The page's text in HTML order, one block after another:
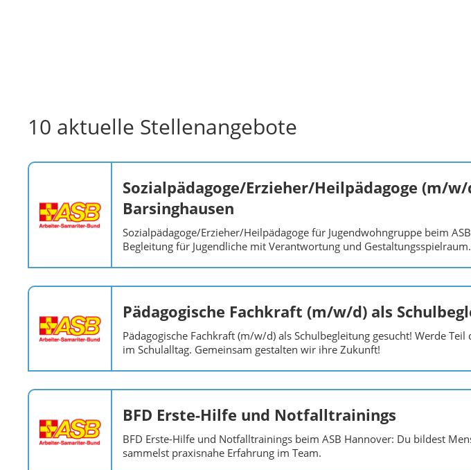
10 aktuelle Stellenangebote
Sozialpädagoge/Erzieher/Heilpädagoge (m/
Barsinghausen
Sozialpädagoge/Erzieher/Heilpädagoge für Jugendwohngruppe beim
Begleitung für Jugendliche mit Verantwortung und Gestaltungsspielraum.
Pädagogische Fachkraft (m/w/d) als
Pädagogische Fachkraft (m/w/d) als Schulbegleitung gesucht! Werde
im Schulalltag. Gemeinsam gestalten wir ihre Zukunft!
BFD Erste-Hilfe und Notfalltrainings
BFD Erste-Hilfe und Notfalltrainings beim ASB Hannover: Du bildest
sammelst praxisnahe Erfahrung im Team.